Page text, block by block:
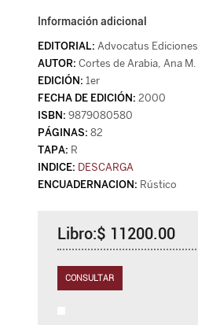
Información adicional
Advocatus Ediciones
Cortes de Arabia, Ana M.
1er
2000
9879080580
82
R
DESCARGA
Rústico
Libro:$ 11200.00
CONSULTAR